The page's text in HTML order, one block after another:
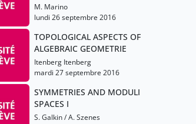
M. Marino
lundi 26 septembre 2016
TOPOLOGICAL ASPECTS OF
ALGEBRAIC GEOMETRIE
Itenberg Itenberg
mardi 27 septembre 2016
SYMMETRIES AND MODULI
SPACES I
S. Galkin / A. Szenes